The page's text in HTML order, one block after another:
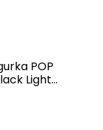
POP
Light